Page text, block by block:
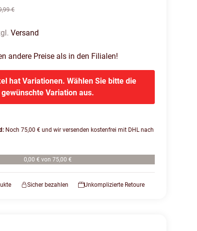
€
Versand
andere Preise als in den Filialen!
hat Variationen. Wählen Sie bitte die
gewünschte Variation aus.
Noch 75,00 € und wir versenden kostenfrei mit DHL nach
0,00 € von 75,00 €
Sicher bezahlen Unkomplizierte Retoure